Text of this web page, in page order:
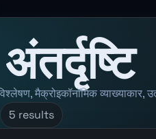
मैक्रोइकॉनॉमिक व्याख्याकार,
5 results